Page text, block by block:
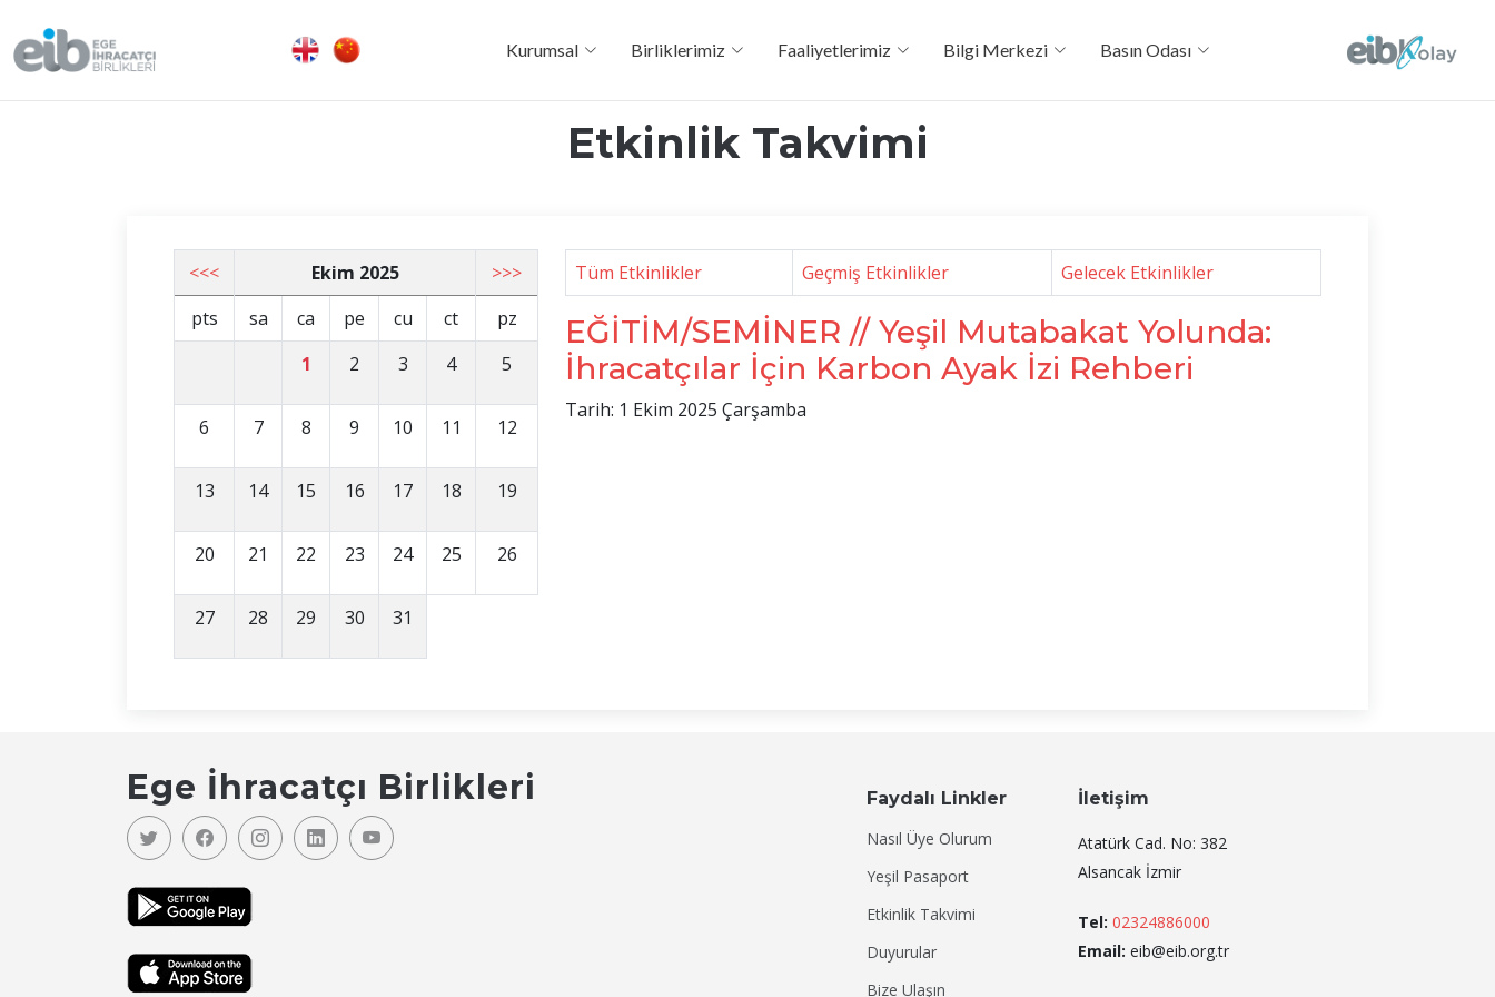
Kurumsal Birliklerimiz Faaliyetlerimiz Bilgi Merkezi Basın Odası
Etkinlik Takvimi
<<< Ekim 2025
>>>
pts
sa ca pe cu ct
pz
1
2 3 4 5
6 7 8 9 10 11 12
13 14 15 16 17 18 19
20 21 22 23 24 25 26
27 28 29 30 31
Tüm Etkinlikler Geçmiş Etkinlikler Gelecek Etkinlikler
EĞİTİM/SEMİNER // Yeşil Mutabakat Yolunda:
İhracatçılar İçin Karbon Ayak İzi Rehberi
Tarih: 1 Ekim 2025 Çarşamba
Ege İhracatçı Birlikleri
Faydalı Linkler
Nasıl Üye Olurum
Yeşil Pasaport
Etkinlik Takvimi
Duyurular
Bize Ulaşın
İletişim
Atatürk Cad. No: 382
Alsancak İzmir
Tel: 02324886000
Email: eib@eib.org.tr